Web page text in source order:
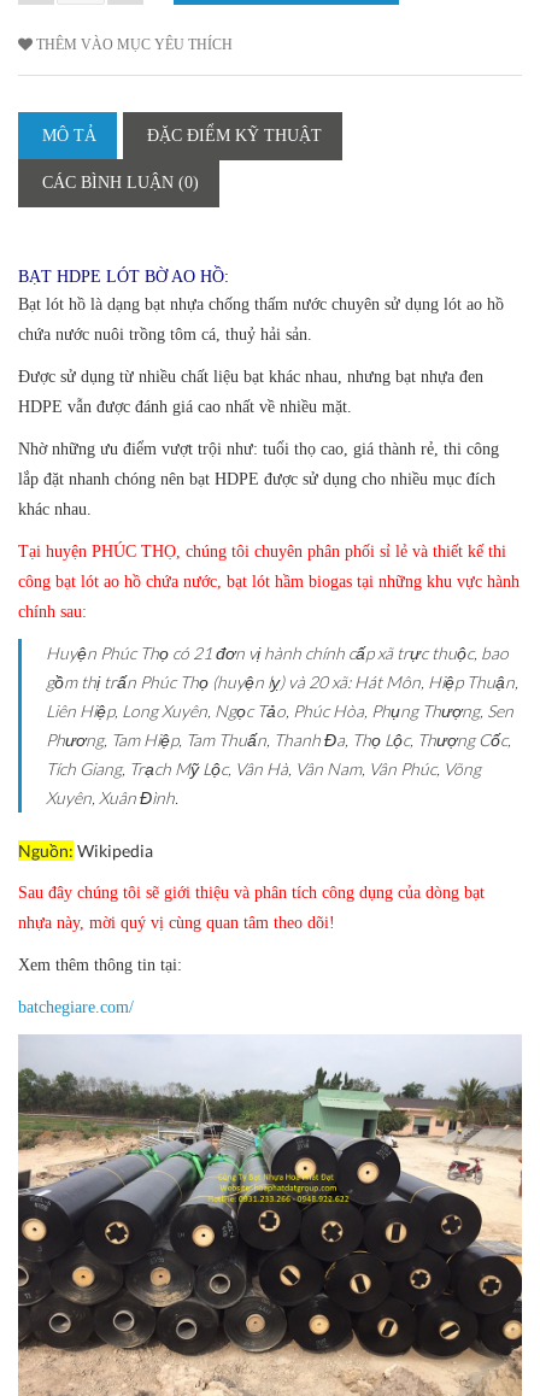
THÊM VÀO MỤC YÊU THÍCH
MÔ TẢ ĐẶC ĐIỂM KỸ THUẬT
CÁC BÌNH LUẬN (0)
BẠT HDPE LÓT BỜ AO HỒ:
Bạt lót hồ là dạng bạt nhựa chống thấm nước chuyên sử dụng lót ao hồ
chứa nước nuôi trồng tôm cá, thuỷ hải sản.
Được sử dụng từ nhiều chất liệu bạt khác nhau, nhưng bạt nhựa đen
HDPE vẫn được đánh giá cao nhất về nhiều mặt.
Nhờ những ưu điểm vượt trội như: tuổi thọ cao, giá thành rẻ, thi công
lắp đặt nhanh chóng nên bạt HDPE được sử dụng cho nhiều mục đích
khác nhau.
Tại huyện PHÚC THỌ, chúng tôi chuyên phân phối sỉ lẻ và thiết kế thi
công bạt lót ao hồ chứa nước, bạt lót hầm biogas tại những khu vực hành
chính sau:
Huyện Phúc Thọ có 21 đơn vị hành chính cấp xã trực thuộc, bao
gồm thị trấn Phúc Thọ (huyện lỵ) và 20 xã: Hát Môn, Hiệp Thuận,
Liên Hiệp, Long Xuyên, Ngọc Tảo, Phúc Hòa, Phụng Thượng, Sen
Phương, Tam Hiệp, Tam Thuấn, Thanh Đa, Thọ Lộc, Thượng Cốc,
Tích Giang, Trạch Mỹ Lộc, Vân Hà, Vân Nam, Vân Phúc, Võng
Xuyên, Xuân Đình.
Nguồn: Wikipedia
Sau đây chúng tôi sẽ giới thiệu và phân tích công dụng của dòng bạt
nhựa này, mời quý vị cùng quan tâm theo dõi!
Xem thêm thông tin tại:
batchegiare.com/